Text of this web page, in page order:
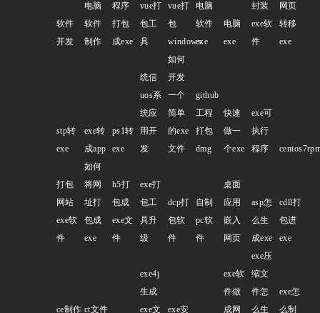
软件
开发
电脑
软件
制作
程序
打包
成exe
vue打
包工
具
vue打
包
windows
电脑
软件
exe
电脑
exe
封装
exe软
件
网页
转移
exe
stp转
exe
exe转
成app
ps1转
exe
统信
uos系
统应
用开
发
如何
开发
一个
简单
的exe
文件
github
工程
打包
dmg
快速
做一
个exe
exe可
执行
程序
打包
网站
exe软
件
如何
将网
址打
包成
exe
h5打
包成
exe文
件
exe打
包工
具升
级
dcp打
包软
件
自制
pc软
件
桌面
应用
嵌入
网页
asp怎
么生
成exe
cdll打
包进
exe
ce制作 ct文件
exe4j
生成
exe文
exe安
exe软
件做
成网
exe压
缩文
件怎
么生
exe怎
么制